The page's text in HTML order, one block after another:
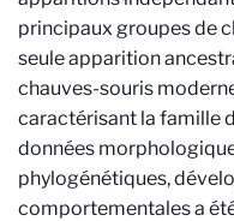
principaux groupes de
seule apparition
chauves-souris
caractérisant la famille
données
phylogénétiques,
comportementales a